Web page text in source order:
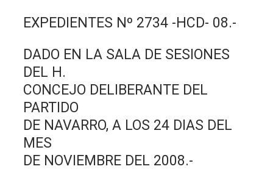
EXPEDIENTES Nº 2734 -HCD- 08.-
DADO EN LA SALA DE SESIONES
DEL H.
CONCEJO DELIBERANTE DEL
PARTIDO
DE NAVARRO, A LOS 24 DIAS DEL
MES
DE NOVIEMBRE DEL 2008.-